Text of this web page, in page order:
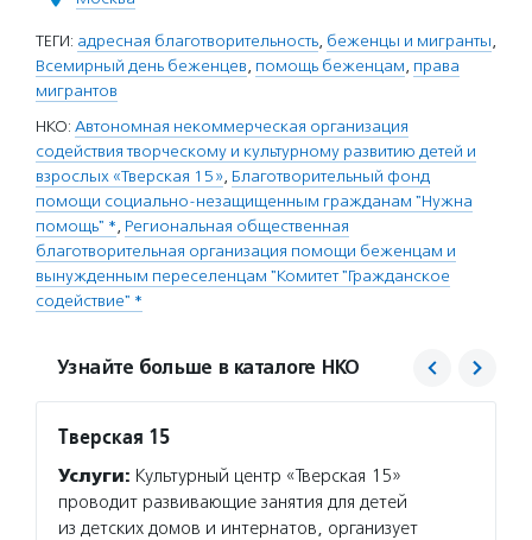
ТЕГИ: адресная благотворительность, беженцы и мигранты,
Всемирный день беженцев, помощь беженцам, права
мигрантов
НКО: Автономная некоммерческая организация
содействия творческому и культурному развитию детей и
взрослых «Тверская 15», Благотворительный фонд
помощи социально-незащищенным гражданам "Нужна
помощь" *, Региональная общественная
благотворительная организация помощи беженцам и
вынужденным переселенцам "Комитет "Гражданское
содействие" *
Узнайте больше в каталоге НКО
Тверская 15
Услуги: Культурный центр «Тверская 15»
проводит развивающие занятия для детей
из детских домов и интернатов, организует